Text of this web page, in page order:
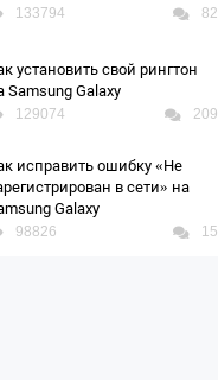
133794 82
установить свой рингтон
Samsung Galaxy
129074 209
исправить ошибку «Не
в сети» на
Galaxy
98826 15